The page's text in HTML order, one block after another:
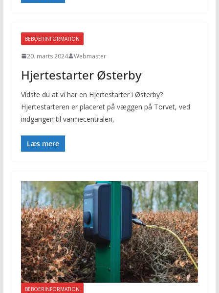
BEBOERINFORMATION
20. marts 2024 Webmaster
Hjertestarter Østerby
Vidste du at vi har en Hjertestarter i Østerby?
Hjertestarteren er placeret på væggen på Torvet, ved
indgangen til varmecentralen,
Læs mere
BEBOERINFORMATION